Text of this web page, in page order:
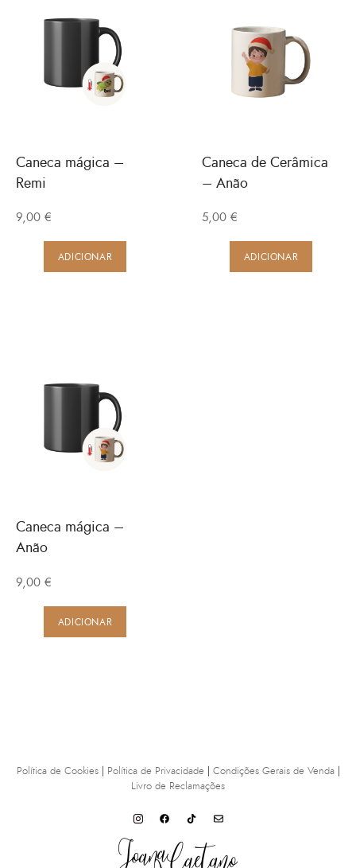
Caneca mágica –
Remi
9,00 €
ADICIONAR
Caneca de Cerâmica
– Anão
5,00 €
ADICIONAR
Caneca mágica –
Anão
9,00 €
ADICIONAR
Política de Cookies| Política de Privacidade | Condições Gerais de Venda|
Livro de Reclamações